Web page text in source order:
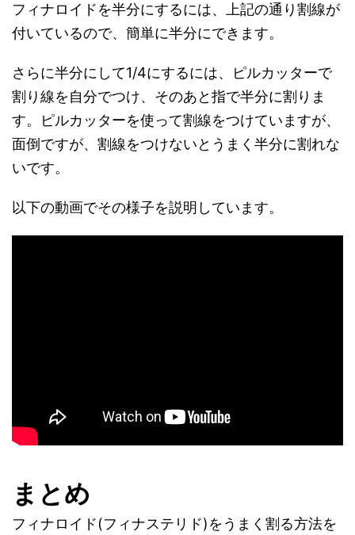
フィナロイドを半分にするには、上記の通り割線が
付いているので、簡単に半分にできます。
さらに半分にして1/4にするには、ピルカッターで
割り線を自分でつけ、そのあと指で半分に割りま
す。ピルカッターを使って割線をつけていますが、
面倒ですが、割線をつけないとうまく半分に割れな
いです。
以下の動画でその様子を説明しています。
まとめ
フィナロイド(フィナステリド)をうまく割る方法を